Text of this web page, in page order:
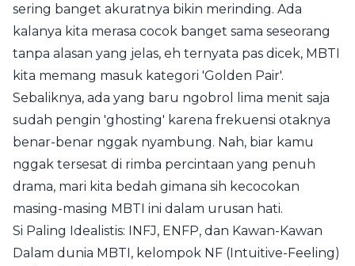
sering banget akuratnya bikin merinding. Ada
kalanya kita merasa cocok banget sama seseorang
tanpa alasan yang jelas, eh ternyata pas dicek, MBTI
kita memang masuk kategori 'Golden Pair'.
Sebaliknya, ada yang baru ngobrol lima menit saja
sudah pengin 'ghosting' karena frekuensi otaknya
benar-benar nggak nyambung. Nah, biar kamu
nggak tersesat di rimba percintaan yang penuh
drama, mari kita bedah gimana sih kecocokan
masing-masing MBTI ini dalam urusan hati.
Si Paling Idealistis: INFJ, ENFP, dan Kawan-Kawan
Dalam dunia MBTI, kelompok NF (Intuitive-Feeling)